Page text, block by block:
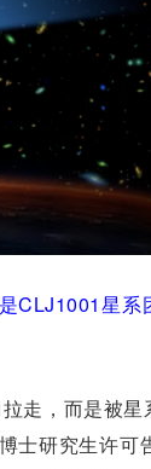
CLJ1001星
拉走，而是被
士研究生许